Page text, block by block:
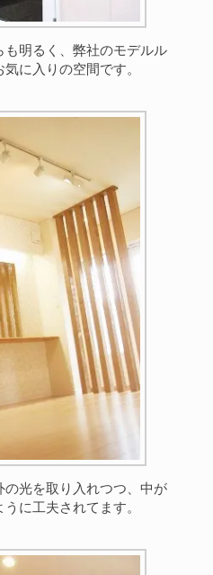
も明るく、弊社のモデルル
に入りの空間です。
光を取り入れつつ、中が
に工夫されてます。